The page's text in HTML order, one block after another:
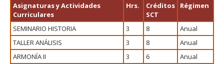
Asignaturas y Actividades
Curriculares
Hrs.
Créditos
SCT
Régimen
SEMINARIO HISTORIA 3 8
Anual
TALLER ANÁLISIS
3 8
Anual
ARMONÍA II
3 6 Anual